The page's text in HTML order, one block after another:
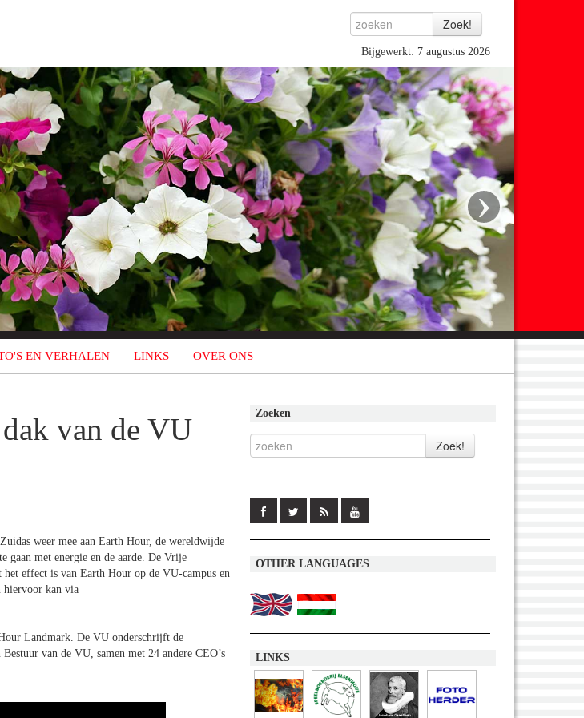
Bijgewerkt: 7 augustus 2026
›
EN VERHALEN LINKS OVER ONS
van de VU
weer mee aan Earth Hour, de wereldwijde
gaan met energie en de aarde. De Vrije
het effect is van Earth Hour op de VU-campus en
hiervoor kan via
Landmark. De VU onderschrijft de
van de VU, samen met 24 andere CEO’s
Zoeken
OTHER LANGUAGES
LINKS